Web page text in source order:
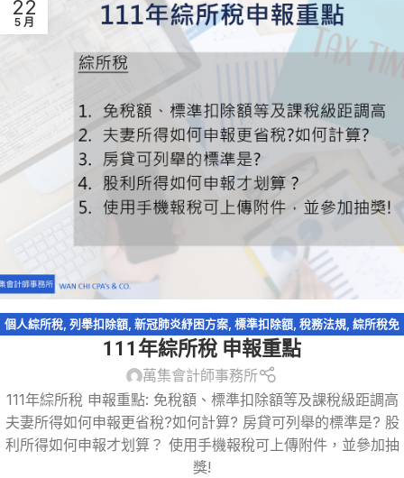
22
5 月
個人綜所稅 列舉扣除額 新冠肺炎紓困方案 標準扣除額 稅務法規 綜所稅免
稅額,股利收入
111年綜所稅 申報重點
萬集會計師事務所
111年綜所稅 申報重點: 免稅額、標準扣除額等及課稅級距調高
夫妻所得如何申報更省稅?如何計算? 房貸可列舉的標準是? 股
利所得如何申報才划算？ 使用手機報稅可上傳附件，並參加抽
獎!